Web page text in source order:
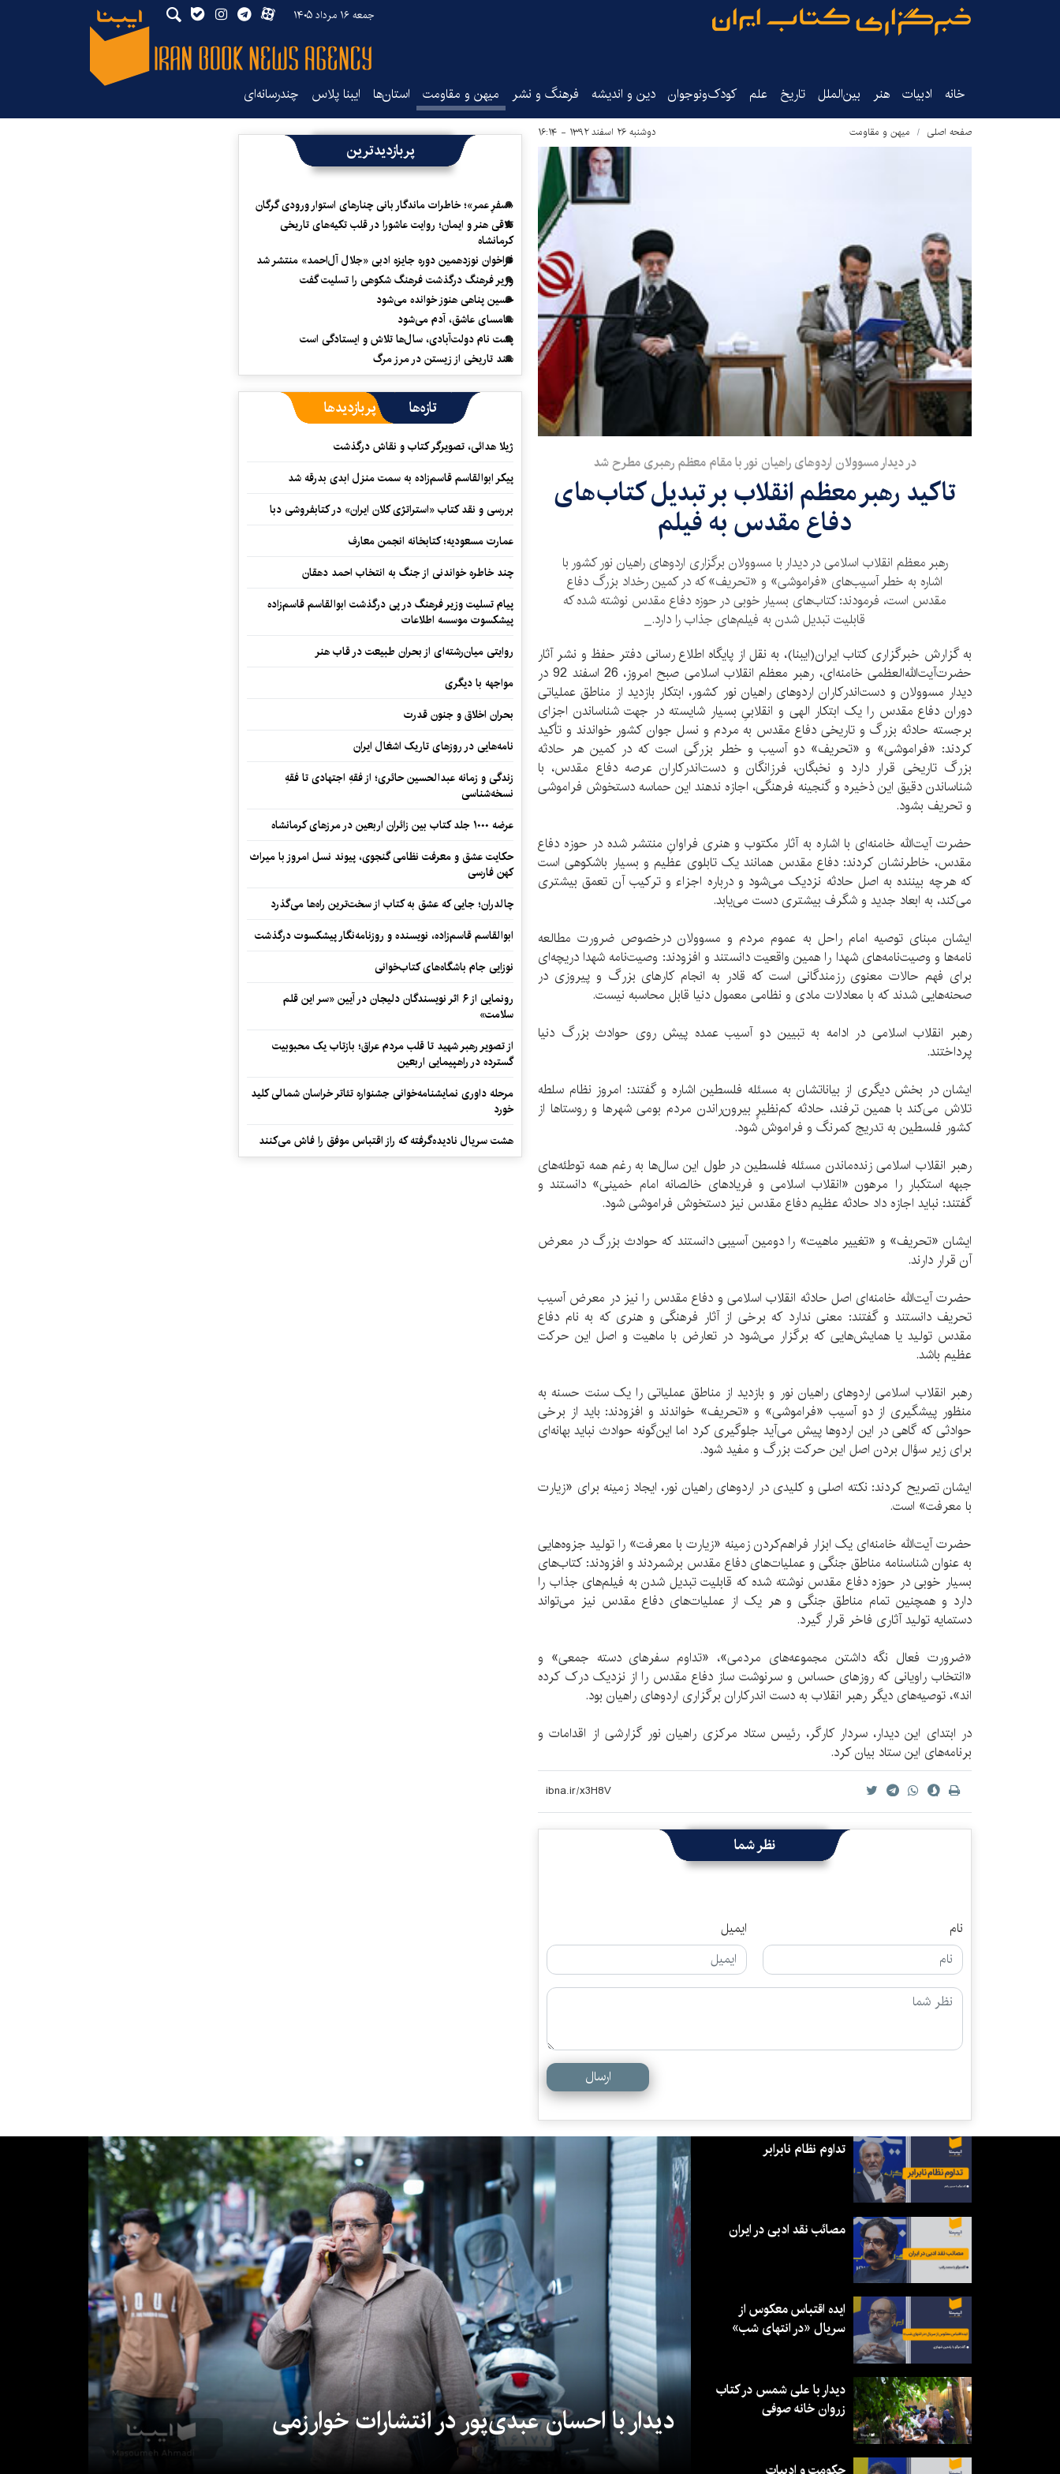
جمعه ۱۶ مرداد ۱۴۰۵
خانه ادبیات هنر بین‌الملل تاریخ‌ علم کودک‌ونوجوان دین و اندیشه فرهنگ و نشر میهن و مقاومت استان‌ها ایبنا پلاس چندرسانه‌ای
صفحه اصلی میهن و مقاومت دوشنبه ۲۶ اسفند ۱۳۹۲ - ۱۶:۱۴
در دیدار مسوولان اردوهای راهیان نور با مقام معظم رهبری مطرح شد
تاکید رهبر معظم انقلاب بر تبدیل کتاب‌های
دفاع مقدس به فیلم
رهبر معظم انقلاب اسلامی در دیدار با مسوولان برگزاری اردو‌های راهیان نور کشور با
اشاره به خطر آسیب‌های «فراموشی» و «تحریف» که در کمین رخداد بزرگ دفاع
مقدس است، فرمودند: کتاب‌های بسیار خوبی در حوزه دفاع مقدس نوشته شده که
قابلیت تبدیل شدن به فیلم‌های جذاب را دارد._
به گزارش خبرگزاری کتاب ایران(ایبنا)، به نقل از پایگاه اطلاع رسانی دفتر حفظ و نشر آثار
حضرت‌آیت‌الله‌العظمی خامنه‌ای، رهبر معظم انقلاب اسلامی صبح امروز، 26 اسفند 92 در
دیدار مسوولان و دست‌اندرکاران اردوهای راهیان نور کشور، ابتکار بازدید از مناطق عملیاتی
دوران دفاع مقدس را یک ابتکار الهی و انقلابیِ بسیار شایسته در جهت شناساندن اجزای
برجسته‌ حادثه‌ بزرگ و تاریخی دفاع مقدس به مردم و نسل جوان کشور خواندند و تأکید
کردند: «فراموشی» و «تحریف» دو آسیب و خطر بزرگی است که در کمین هر حادثه
بزرگ تاریخی قرار دارد و نخبگان، فرزانگان و دست‌اندرکاران عرصه‌ دفاع مقدس، با
شناساندن دقیق این ذخیره و گنجینه‌ فرهنگی، اجازه ندهند این حماسه دستخوش فراموشی
و تحریف بشود.
حضرت آیت‌الله خامنه‌ای با اشاره به آثار مکتوب و هنری فراوانِ منتشر شده در حوزه‌ دفاع
مقدس، خاطرنشان کردند: دفاع مقدس همانند یک تابلوی عظیم و بسیار باشکوهی است
که هرچه بیننده به اصل حادثه نزدیک می‌شود و درباره اجزاء و ترکیب آن تعمق بیشتری
می‌کند، به ابعاد جدید و شگرف بیشتری دست می‌یابد.
ایشان مبنای توصیه‌ امام راحل به عموم مردم و مسوولان درخصوص ضرورت مطالعه
نامه‌ها و وصیت‌نامه‌های شهدا را همین واقعیت دانستند و افزودند: وصیت‌نامه‌ شهدا دریچه‌ای
برای فهم حالات معنوی رزمندگانی است که قادر به انجام کارهای بزرگ و پیروزی در
صحنه‌هایی شدند که با معادلات مادی و نظامی معمول دنیا قابل محاسبه نیست.
رهبر انقلاب اسلامی در ادامه به تبیین دو آسیب عمده‌ پیش روی حوادث بزرگ دنیا
پرداختند.
ایشان در بخش دیگری از بیاناتشان به مسئله‌ فلسطین اشاره و گفتند: امروز نظام سلطه
تلاش می‌کند با همین ترفند، حادثه‌ کم‌نظیرِِ بیرون‌راندن مردم بومی شهرها و روستاها از
کشور فلسطین به تدریج کمرنگ و فراموش شود.
رهبر انقلاب اسلامی زنده‌ماندن مسئله‌ فلسطین در طول این سال‌ها به رغم همه توطئه‌های
جبهه استکبار را مرهون «انقلاب اسلامی و فریادهای خالصانه‌ امام خمینی» دانستند و
گفتند: نباید اجازه داد حادثه‌ عظیم دفاع مقدس نیز دستخوش فراموشی شود.
ایشان «تحریف» و «تغییر ماهیت» را دومین آسیبی دانستند که حوادث بزرگ در معرض
آن قرار دارند.
حضرت آیت‌الله خامنه‌ای اصل حادثه انقلاب اسلامی و دفاع مقدس را نیز در معرض آسیب
تحریف دانستند و گفتند: معنی ندارد که برخی از آثار فرهنگی و هنری که به نام دفاع
مقدس تولید یا همایش‌هایی که برگزار می‌شود در تعارض با ماهیت و اصل این حرکت
عظیم باشد.
رهبر انقلاب اسلامی اردوهای راهیان نور و بازدید از مناطق عملیاتی را یک سنت حسنه به
منظور پیشگیری از دو آسیب «فراموشی» و «تحریف» خواندند و افزودند: باید از برخی
حوادثی که گاهی در این اردوها پیش می‌آید جلوگیری کرد اما این‌گونه حوادث نباید بهانه‌ای
برای زیر سؤال بردن اصل این حرکت بزرگ و مفید شود.
ایشان تصریح کردند: نکته اصلی و کلیدی در اردوهای راهیان نور، ایجاد زمینه برای «زیارت
با معرفت» است.
حضرت آیت‌الله خامنه‌ای یک ابزار فراهم‌کردن زمینه‌ «زیارت با معرفت» را تولید جزوه‌هایی
به عنوان شناسنامه‌ مناطق جنگی و عملیات‌های دفاع مقدس برشمردند و افزودند: کتاب‌های
بسیار خوبی در حوزه دفاع مقدس نوشته شده که قابلیت تبدیل شدن به فیلم‌های جذاب را
دارد و همچنین تمام مناطق جنگی و هر یک از عملیات‌های دفاع مقدس نیز می‌تواند
دستمایه تولید آثاری فاخر قرار گیرد.
«ضرورت فعال نگه داشتن مجموعه‌های مردمی»، «تداوم سفرهای دسته جمعی» و
«انتخاب راویانی که روزهای حساس و سرنوشت ساز دفاع مقدس را از نزدیک درک کرده
اند»، توصیه‌های دیگر رهبر انقلاب به دست‌ اندرکاران برگزاری اردوهای راهیان بود.
در ابتدای این دیدار، سردار کارگر، رئیس ستاد مرکزی راهیان نور گزارشی از اقدامات و
برنامه‌های این ستاد بیان کرد.
نظر شما
نام ایمیل
ارسال
پربازدیدترین
«سفرِ عمر»؛ خاطرات ماندگار بانی چنارهای استوار ورودی گرگان
تلاقی هنر و ایمان؛ روایت عاشورا در قلب تکیه‌های تاریخی
کرمانشاه
فراخوان نوزدهمین دوره جایزه ادبی «جلال آل‌احمد» منتشر شد
وزیر فرهنگ درگذشت فرهنگ شکوهی را تسلیت گفت
حسین پناهی هنوز خوانده می‌شود
سامسای عاشق، آدم می‌شود
پشت نام دولت‌آبادی، سال‌ها تلاش و ایستادگی است
سند تاریخی از زیستن در مرز مرگ
تازه‌ها پربازدیدها
ژیلا هدائی، تصویرگر کتاب و نقاش درگذشت
پیکر ابوالقاسم قاسم‌زاده به سمت منزل ابدی بدرقه شد
بررسی و نقد کتاب «استراتژی کلان ایران» در کتابفروشی دبا
عمارت مسعودیه؛ کتابخانه انجمن معارف
چند خاطره خواندنی از جنگ به انتخاب احمد دهقان
پیام تسلیت وزیر فرهنگ در پی درگذشت ابوالقاسم قاسم‌زاده
پیشکسوت موسسه اطلاعات
روایتی میان‌رشته‌ای از بحران طبیعت در قاب هنر
مواجهه با دیگری
بحران اخلاق و جنون قدرت
نامه‌هایی در روزهای تاریک اشغال ایران
زندگی و زمانه عبدالحسین حائری؛ از فقهِ اجتهادی تا فقهِ
نسخه‌شناسی
عرضه ۱۰۰۰ جلد کتاب بین زائران اربعین در مرزهای کرمانشاه
حکایت عشق و معرفت نظامی گنجوی، پیوند نسل امروز با میراث
کهن فارسی
چالدران؛ جایی که عشق به کتاب از سخت‌ترین راه‌ها می‌گذرد
ابوالقاسم قاسم‌زاده، نویسنده و روزنامه‌نگار پیشکسوت درگذشت
نوزایی جام باشگاه‌های کتاب‌خوانی
رونمایی از ۶ اثر نویسندگان دلیجان در آیین «سر این قلم
سلامت»
از تصویر رهبر شهید تا قلب مردم عراق؛ بازتاب یک محبوبیت
گسترده در راهپیمایی اربعین
مرحله داوری نمایشنامه‌خوانی جشنواره تئاتر خراسان شمالی کلید
خورد
هشت سریال نادیده‌گرفته که راز اقتباس موفق را فاش می‌کنند
دیدار با احسان عبدی‌پور در انتشارات خوارزمی
تداوم نظام نابرابر
مصائب نقد ادبی در ایران
ایده اقتباس معکوس از
سریال «در انتهای شب»
دیدار با علی شمس در کتاب
زروان خانه صوفی